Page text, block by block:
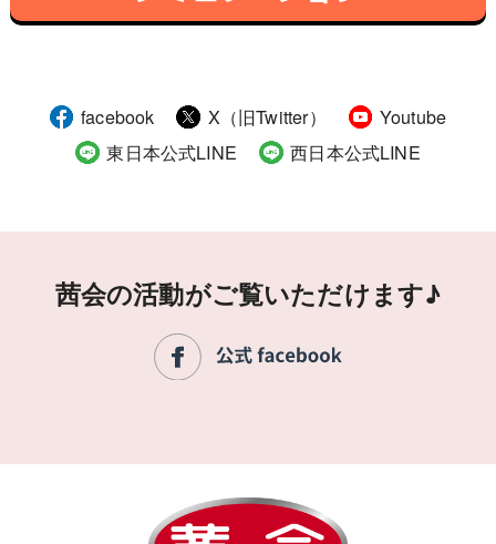
facebook X（旧Twitter）
Youtube
東日本公式LINE
西日本公式LINE
茜会の活動がご覧いただけます♪